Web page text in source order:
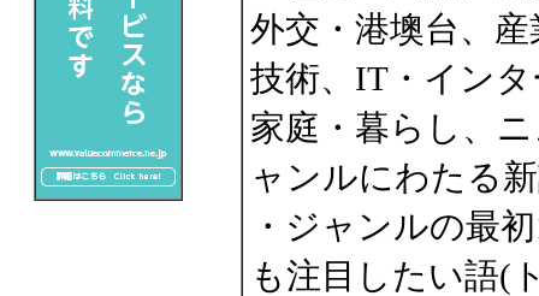
外交・港墺台、
技術、IT・イン
家庭・暮らし、
ャンルにわたる
・ジャンルの最
も注目したい語(